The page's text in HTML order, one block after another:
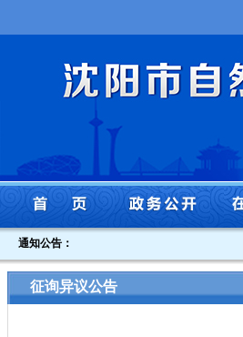
通知公告：
征询异议公告